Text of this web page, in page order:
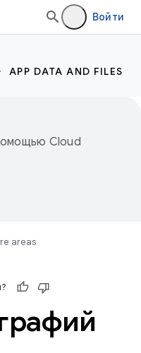
Войти
APP DATA AND FILES
Cloud
areas